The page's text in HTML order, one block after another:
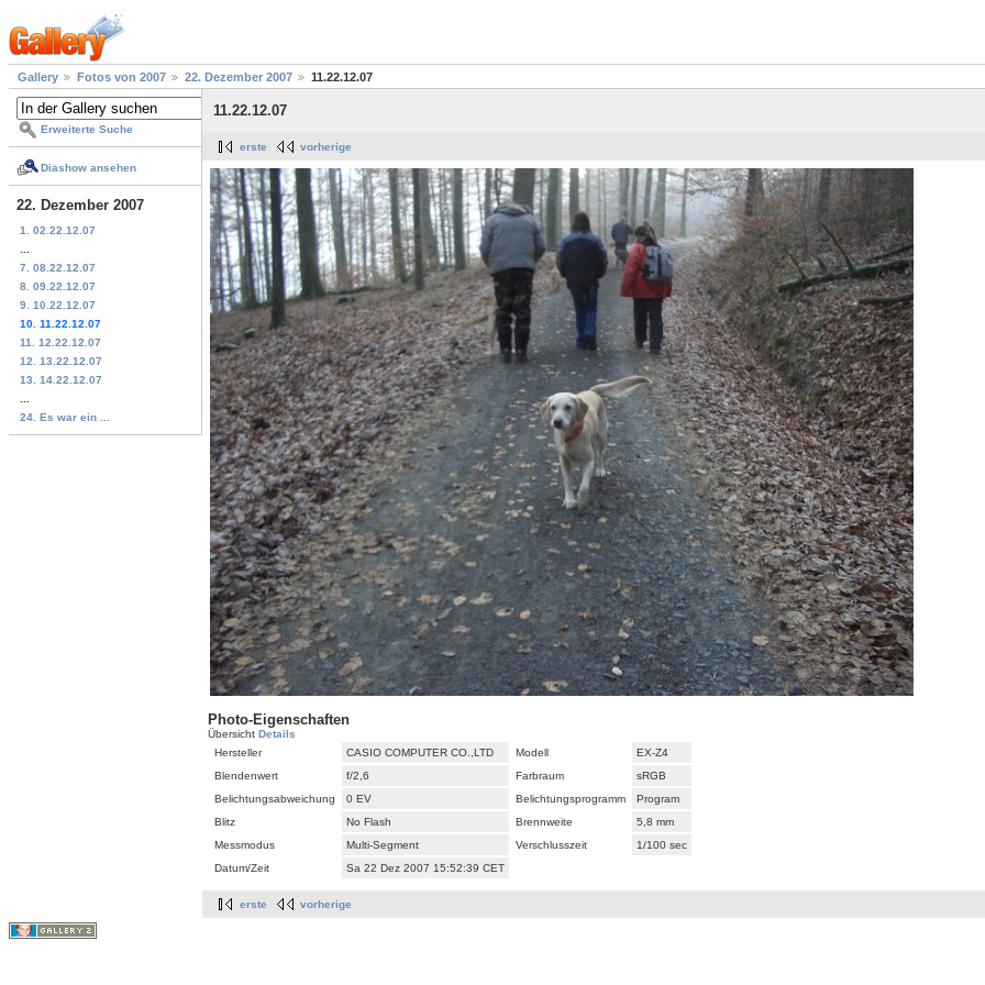
Gallery Fotos von 2007 22. Dezember 2007 11.22.12.07
Erweiterte Suche
Diashow ansehen
22. Dezember 2007
1. 02.22.12.07
7. 08.22.12.07
8. 09.22.12.07
9. 10.22.12.07
10. 11.22.12.07
11. 12.22.12.07
12. 13.22.12.07
13. 14.22.12.07
24. Es war ein ...
11.22.12.07
erste vorherige
Photo-Eigenschaften
Übersicht Details
Hersteller
CASIO COMPUTER CO.,LTD Modell
EX-Z4
Blendenwert
f/2,6 Farbraum
sRGB
Belichtungsabweichung
0 EV Belichtungsprogramm
Program
Blitz
No Flash Brennweite
5,8 mm
Messmodus
Multi-Segment Verschlusszeit
1/100 sec
Datum/Zeit
Sa 22 Dez 2007 15:52:39 CET
erste vorherige